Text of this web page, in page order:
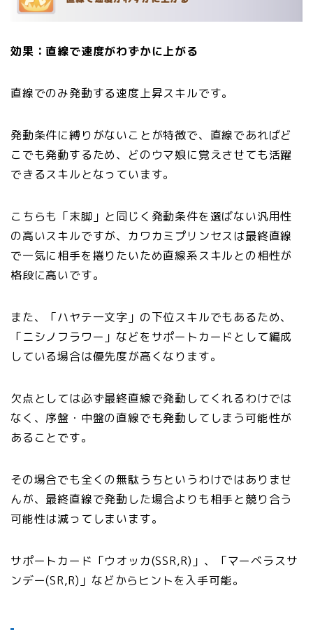
効果：直線で速度がわずかに上がる
直線でのみ発動する速度上昇スキルです。
発動条件に縛りがないことが特徴で、直線であればど
こでも発動するため、どのウマ娘に覚えさせても活躍
できるスキルとなっています。
こちらも「末脚」と同じく発動条件を選ばない汎用性
の高いスキルですが、カワカミプリンセスは最終直線
で一気に相手を捲りたいため直線系スキルとの相性が
格段に高いです。
また、「ハヤテ一文字」の下位スキルでもあるため、
「ニシノフラワー」などをサポートカードとして編成
している場合は優先度が高くなります。
欠点としては必ず最終直線で発動してくれるわけでは
なく、序盤・中盤の直線でも発動してしまう可能性が
あることです。
その場合でも全くの無駄うちというわけではありませ
んが、最終直線で発動した場合よりも相手と競り合う
可能性は減ってしまいます。
サポートカード「ウオッカ(SSR,R)」、「マーベラスサ
ンデー(SR,R)」などからヒントを入手可能。